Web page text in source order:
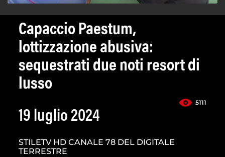
Capaccio Paestum,
lottizzazione abusiva:
sequestrati due noti resort di
lusso
5111
19 luglio 2024
STILETV HD CANALE 78 DEL DIGITALE
TERRESTRE